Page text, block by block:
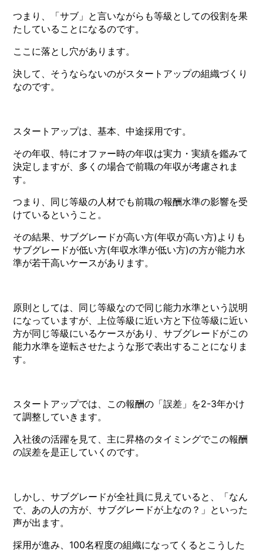
つまり、「サブ」と言いながらも等級としての役割を果
たしていることになるのです。
ここに落とし穴があります。
決して、そうならないのがスタートアップの組織づくり
なのです。
スタートアップは、基本、中途採用です。
その年収、特にオファー時の年収は実力・実績を鑑みて
決定しますが、多くの場合で前職の年収が考慮されま
す。
つまり、同じ等級の人材でも前職の報酬水準の影響を受
けているということ。
その結果、サブグレードが高い方(年収が高い方)よりも
サブグレードが低い方(年収水準が低い方)の方が能力水
準が若干高いケースがあります。
原則としては、同じ等級なので同じ能力水準という説明
になっていますが、上位等級に近い方と下位等級に近い
方が同じ等級にいるケースがあり、サブグレードがこの
能力水準を逆転させたような形で表出することになりま
す。
スタートアップでは、この報酬の「誤差」を2-3年かけ
て調整していきます。
入社後の活躍を見て、主に昇格のタイミングでこの報酬
の誤差を是正していくのです。
しかし、サブグレードが全社員に見えていると、「なん
で、あの人の方が、サブグレードが上なの？」といった
声が出ます。
採用が進み、100名程度の組織になってくるとこうした